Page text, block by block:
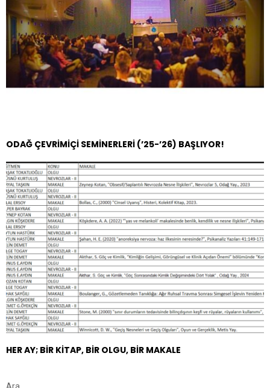
ODAĞ ÇEVRİMİÇİ SEMİNERLERİ (’25-’26) BAŞLIYOR!
HER AY; BİR KİTAP, BİR OLGU, BİR MAKALE